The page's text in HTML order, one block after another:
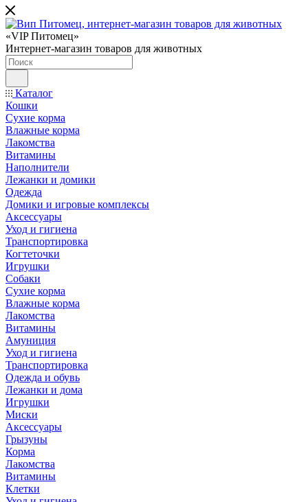
«VIP Питомец»
Интернет-магазин товаров для животных
Каталог
Кошки
Сухие корма
Влажные корма
Лакомства
Витамины
Наполнители
Лежанки и домики
Одежда
Домики и игровые комплексы
Аксессуары
Уход и гигиена
Транспортировка
Когтеточки
Игрушки
Собаки
Сухие корма
Влажные корма
Лакомства
Витамины
Амуниция
Уход и гигиена
Транспортировка
Одежда и обувь
Лежанки и дома
Игрушки
Миски
Аксессуары
Грызуны
Корма
Лакомства
Витамины
Клетки